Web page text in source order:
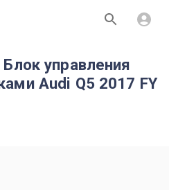
управления
Audi Q5 2017 FY